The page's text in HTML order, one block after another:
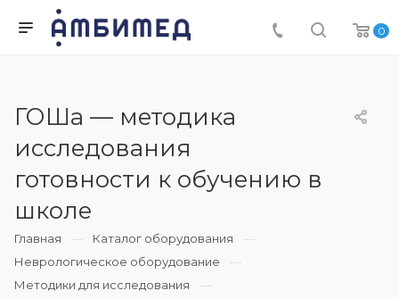
0
ГОШа — методика
исследования
готовности к обучению в
школе
Главная
Каталог оборудования
Неврологическое оборудование
Методики для исследования